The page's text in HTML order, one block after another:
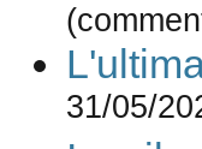
31/05/